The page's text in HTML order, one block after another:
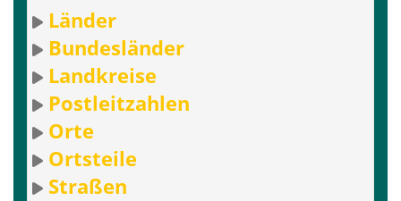
Länder
Bundesländer
Landkreise
Postleitzahlen
Orte
Ortsteile
Straßen